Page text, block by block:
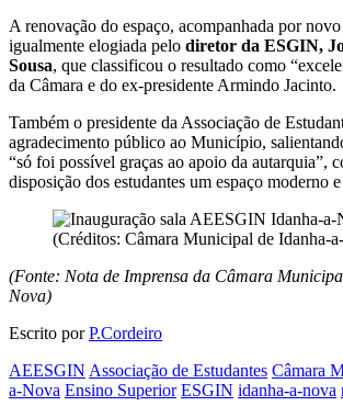
A renovação do espaço, acompanhada por
igualmente elogiada pelo diretor da ESGIN,
Sousa, que classificou o resultado como
da Câmara e do ex-presidente Armindo Jacinto.
Também o presidente da Associação de
agradecimento público ao Município,
“só foi possível graças ao apoio da autarquia”,
disposição dos estudantes um espaço moderno
(Créditos: Câmara Municipal de Idanha-
(Fonte: Nota de Imprensa da Câmara
Nova)
Escrito porP.Cordeiro
AEESGIN Associação de Estudantes Câmara
a-Nova Ensino Superior ESGIN idanha-a-nova